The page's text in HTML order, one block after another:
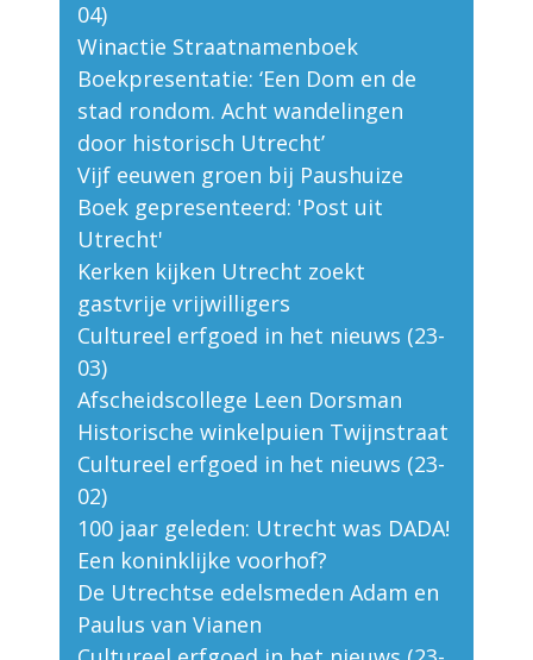
04)
Winactie Straatnamenboek
Boekpresentatie: ‘Een Dom en de
stad rondom. Acht wandelingen
door historisch Utrecht’
Vijf eeuwen groen bij Paushuize
Boek gepresenteerd: 'Post uit
Utrecht'
Kerken kijken Utrecht zoekt
gastvrije vrijwilligers
Cultureel erfgoed in het nieuws (23-
03)
Afscheidscollege Leen Dorsman
Historische winkelpuien Twijnstraat
Cultureel erfgoed in het nieuws (23-
02)
100 jaar geleden: Utrecht was DADA!
Een koninklijke voorhof?
De Utrechtse edelsmeden Adam en
Paulus van Vianen